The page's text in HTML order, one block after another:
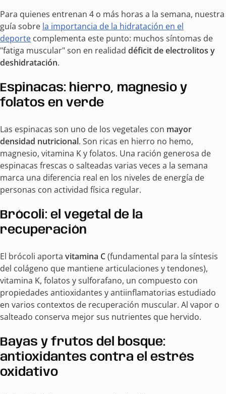
Para quienes entrenan 4 o más horas a la semana, nuestra
guía sobre la importancia de la hidratación en el
deporte complementa este punto: muchos síntomas de
"fatiga muscular" son en realidad déficit de electrolitos y
deshidratación.
Espinacas: hierro, magnesio y
folatos en verde
Las espinacas son uno de los vegetales con mayor
densidad nutricional. Son ricas en hierro no hemo,
magnesio, vitamina K y folatos. Una ración generosa de
espinacas frescas o salteadas varias veces a la semana
marca una diferencia real en los niveles de energía de
personas con actividad física regular.
Brócoli: el vegetal de la
recuperación
El brócoli aporta vitamina C(fundamental para la síntesis
del colágeno que mantiene articulaciones y tendones),
vitamina K, folatos y sulforafano, un compuesto con
propiedades antioxidantes y antiinflamatorias estudiado
en varios contextos de recuperación muscular. Al vapor o
salteado conserva mejor sus nutrientes que hervido.
Bayas y frutos del bosque:
antioxidantes contra el estrés
oxidativo